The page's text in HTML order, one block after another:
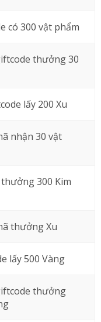
có 300 vật phẩm
thưởng 30
lấy 200 Xu
nhận 30 vật
300 Kim
thưởng Xu
lấy 500 Vàng
thưởng